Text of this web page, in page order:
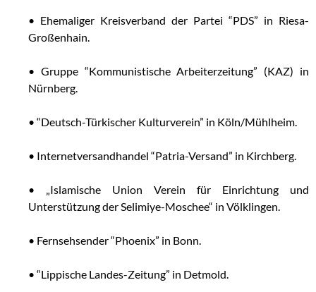
• Ehemaliger Kreisverband der Partei “PDS” in Riesa-
Großenhain.
• Gruppe “Kommunistische Arbeiterzeitung” (KAZ) in
Nürnberg.
• “Deutsch-Türkischer Kulturverein” in Köln/Mühlheim.
• Internetversandhandel “Patria-Versand” in Kirchberg.
• „Islamische Union Verein für Einrichtung und
Unterstützung der Selimiye-Moschee“ in Völklingen.
• Fernsehsender “Phoenix” in Bonn.
• “Lippische Landes-Zeitung” in Detmold.